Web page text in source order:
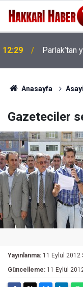
12:29 Parlak’tan
12:17
Anasayfa
Gazeteciler
Yayınlanma: 11 Eylül 2012
Güncelleme: 11 Eylül